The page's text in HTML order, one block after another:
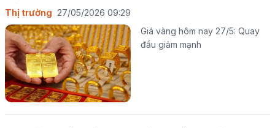
Thị trường 27/05/2026 09:29
Giá vàng hôm nay 27/5: Quay
đầu giảm mạnh